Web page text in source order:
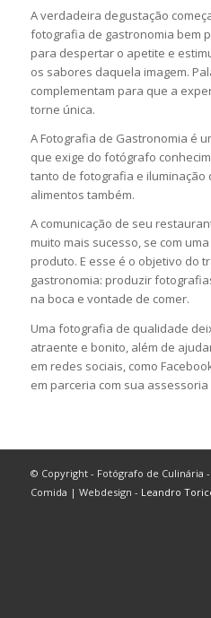
A verdadeira degustação
fotografia de gastronomia bem
para despertar o apetite e
os sabores daquela imagem.
complementam para que a
torne única.
A Fotografia de Gastronomia é
que exige do fotógrafo
tanto de fotografia e iluminação
alimentos também.
A comunicação de seu
muito mais sucesso, se com
produto. E esse é o objetivo do
gastronomia: produzir
na boca e vontade de comer.
Uma fotografia de qualidade
atraente e bonito, além de
em redes sociais, como
em parceria com sua
© Copyright - Fotógrafo de Culinária
Comida | Webdesign - Leandro